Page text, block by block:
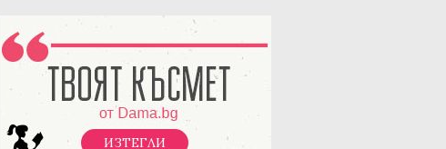
ИЗТЕГЛИ